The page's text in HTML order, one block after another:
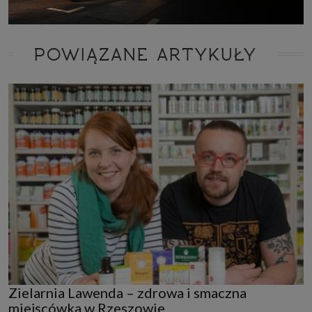
POWIĄZANE ARTYKUŁY
Zielarnia Lawenda – zdrowa i smaczna
miejscówka w Rzeszowie